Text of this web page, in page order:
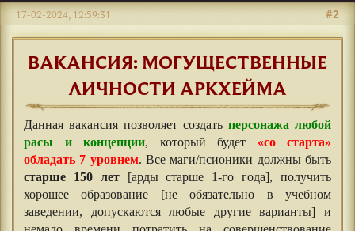
#2
17-02-2024, 12:59:31
ВАКАНСИЯ: МОГУЩЕСТВЕННЫЕ
ЛИЧНОСТИ АРКХЕЙМА
Данная вакансия позволяет создать персонажа любой
расы и концепции, который будет «со старта»
обладать 7 уровнем. Все маги/псионики должны быть
старше 150 лет[арды старше 1-го года], получить
хорошее образование [не обязательно в учебном
заведении, допускаются любые другие варианты] и